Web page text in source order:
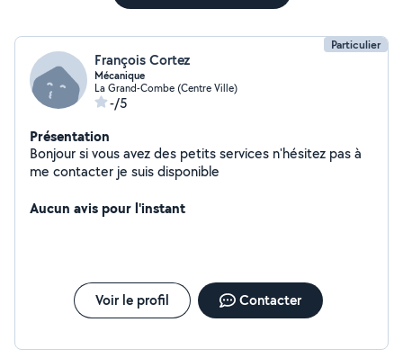
Particulier
François Cortez
Mécanique
La Grand-Combe (Centre Ville)
-/5
Présentation
Bonjour si vous avez des petits services n'hésitez pas à
me contacter je suis disponible
Aucun avis pour l'instant
Voir le profil Contacter